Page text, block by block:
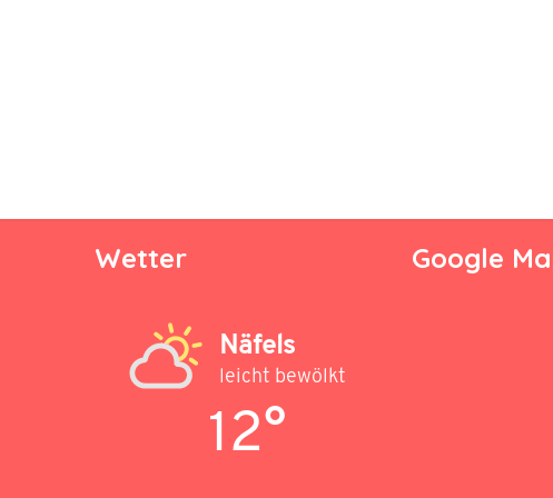
Wetter
Näfels
leicht bewölkt
12°
Google